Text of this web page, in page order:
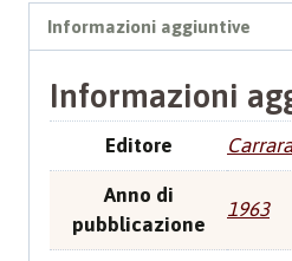
Informazioni aggiuntive
Informazioni
Editore Carrara
Anno di
pubblicazione
1963